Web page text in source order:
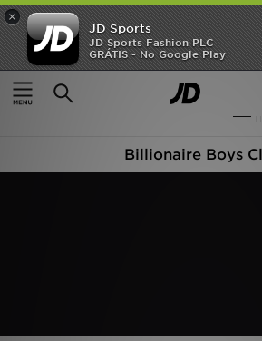
×
JD Sports
JD Sports Fashion PLC
GRÁTIS - No Google Play
Página principal
Billionaire Boys Club
4 produtos encontrados
Billionaire Boys
INÍCIO
Promoções